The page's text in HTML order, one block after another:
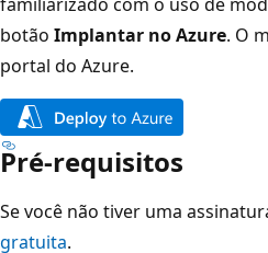
botão Implantar no Azure. O
portal do Azure.
Pré-requisitos
Se você não tiver uma
gratuita.